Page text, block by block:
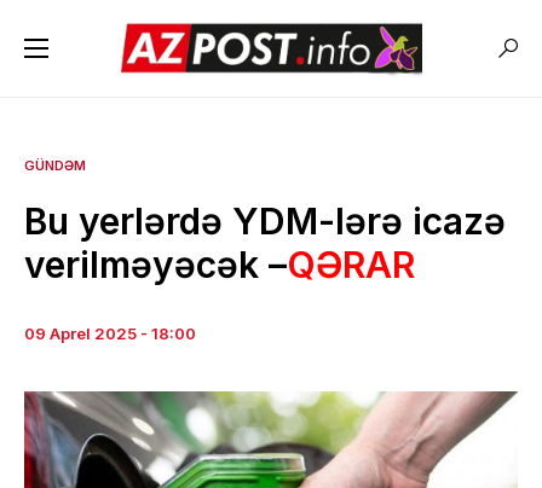
GÜNDƏM
Bu yerlərdə YDM-lərə icazə
verilməyəcək –QƏRAR
09 Aprel 2025 - 18:00